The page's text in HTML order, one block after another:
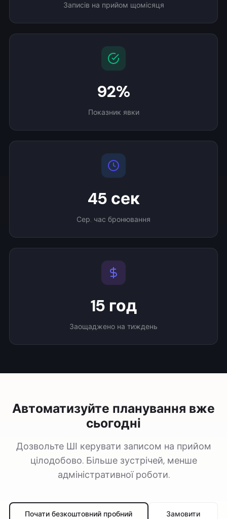
Записів на прийом щомісяця
92%
Показник явки
45 сек
Сер. час бронювання
15 год
Заощаджено на тиждень
Автоматизуйте планування вже
сьогодні
Дозвольте ШІ керувати записом на прийом
цілодобово. Більше зустрічей, менше
адміністративної роботи.
Почати безкоштовний пробний
Замовити